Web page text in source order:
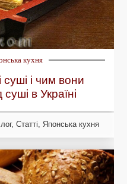
кухня
суші і чим вони
суші в Україні
, Статті, Японська кухня